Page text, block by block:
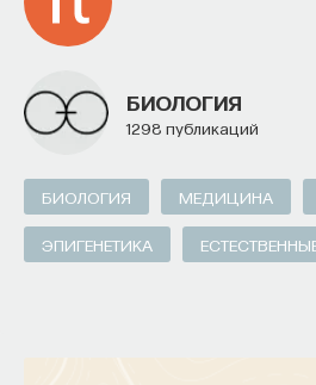
БИОЛОГИЯ
1298 публикаций
БИОЛОГИЯ МЕДИЦИНА
ЭПИГЕНЕТИКА